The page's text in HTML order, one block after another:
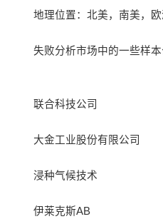
地理位置：北美，南美，
失败分析市场中的一些样本
联合科技公司
大金工业股份有限公司
浸种气候技术
伊莱克斯AB